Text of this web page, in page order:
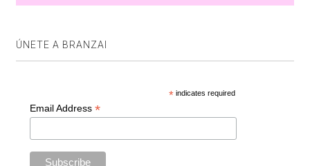
ÚNETE A BRANZAI
* indicates required
Email Address *